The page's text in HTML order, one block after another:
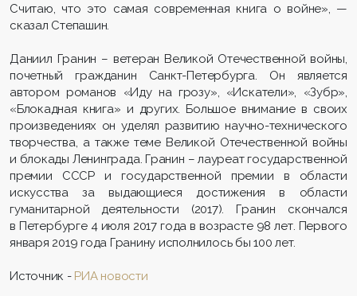
Считаю, что это самая современная книга о войне», —
сказал Степашин.
Даниил Гранин – ветеран Великой Отечественной войны,
почетный гражданин Санкт-Петербурга. Он является
автором романов «Иду на грозу», «Искатели», «Зубр»,
«Блокадная книга» и других. Большое внимание в своих
произведениях он уделял развитию научно-технического
творчества, а также теме Великой Отечественной войны
и блокады Ленинграда. Гранин – лауреат государственной
премии СССР и государственной премии в области
искусства за выдающиеся достижения в области
гуманитарной деятельности (2017). Гранин скончался
в Петербурге 4 июля 2017 года в возрасте 98 лет. Первого
января 2019 года Гранину исполнилось бы 100 лет.
Источник - РИА новости